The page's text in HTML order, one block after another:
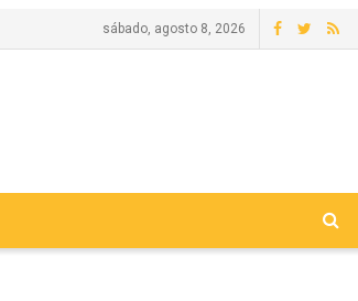
sábado, agosto 8, 2026